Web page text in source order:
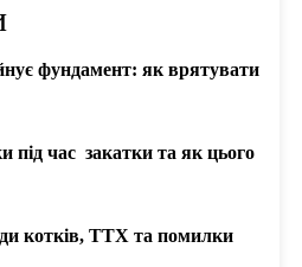
фундамент: як врятувати
під час закатки та як цього
котків, ТТХ та помилки